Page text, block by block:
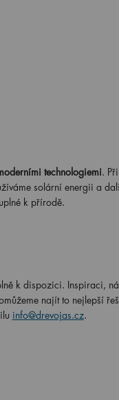
technologiemi.
solární energii a
k přírodě.
k dispozici. Inspiraci,
najít to nejlepší
info@drevojas.cz.